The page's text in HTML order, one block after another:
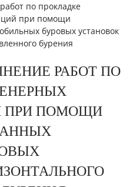
по прокладке
при помощи
буровых установок
бурения
РАБОТ ПО
ПРИ ПОМОЩИ